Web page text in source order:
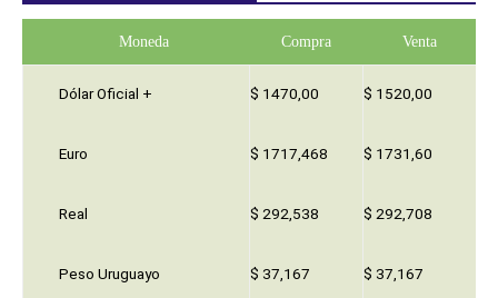
Moneda Compra Venta
Dólar Oficial + $ 1470,00 $ 1520,00
Euro $ 1717,468 $ 1731,60
Real $ 292,538 $ 292,708
Peso Uruguayo $ 37,167 $ 37,167